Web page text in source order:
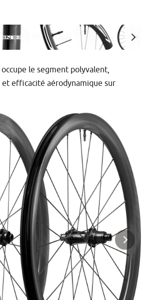
occupe le segment polyvalent,
efficacité aérodynamique sur